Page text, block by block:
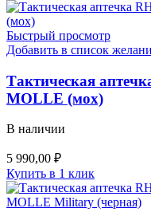
Быстрый просмотр
Добавить в список
Тактическая
MOLLE (мох)
В наличии
5 990,00 ₽
Купить в 1 клик